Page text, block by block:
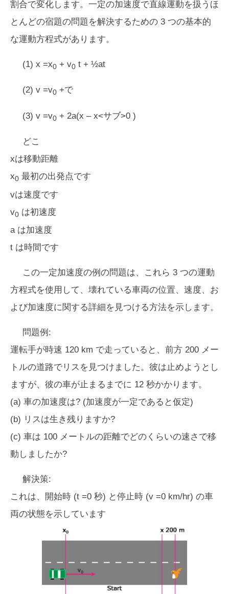
割合で変化します。一定の加速度で直線運動を扱うほ
とんどの宿題の問題を解決するための 3 つの基本的
な運動方程式があります。
(1) x =x0 + v0 t + ½at
(2) v =v0 +で
(3) v =v0 + 2a(x – x<サブ>0 )
どこ
xは移動距離
x0 最初の出発点です
vは速度です
v0 は初速度
a は加速度
t は時間です
この一定加速度の例の問題は、これら 3 つの運動
方程式を使用して、壊れている車両の位置、速度、お
よび加速度に関する詳細を見つける方法を示します。
問題例:
運転手が時速 120 km で走っていると、前方 200 メー
トルの道路でリスを見つけました。彼は止めようとし
ますが、彼の車が止まるまでに 12 秒かかります。
(a) 車の加速度は? (加速度が一定であると仮定)
(b) リスは生き残りますか?
(c) 車は 100 メートルの距離でどのくらいの速さで移
動しましたか?
解決策:
これは、開始時 (t =0 秒) と停止時 (v =0 km/hr) の車
両の状態を示しています